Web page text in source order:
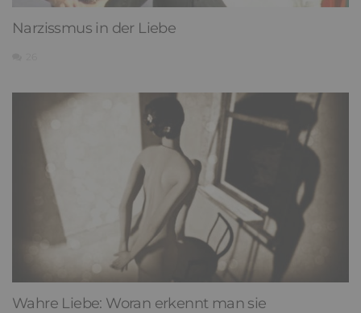
Narzissmus in der Liebe
Wahre Liebe: Woran erkennt man sie